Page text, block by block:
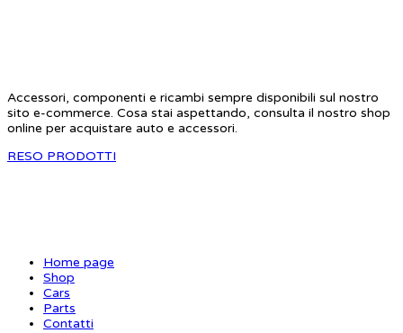
Accessori, componenti e ricambi sempre disponibili sul nostro
sito e-commerce. Cosa stai aspettando, consulta il nostro shop
online per acquistare auto e accessori.
RESO PRODOTTI
Home page
Shop
Cars
Parts
Contatti